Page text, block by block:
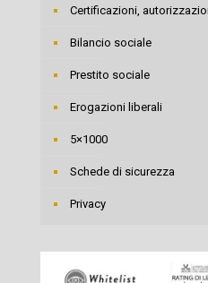
Certificazioni,
Bilancio sociale
Prestito sociale
Erogazioni liberali
5×1000
Schede di sicurezza
Privacy